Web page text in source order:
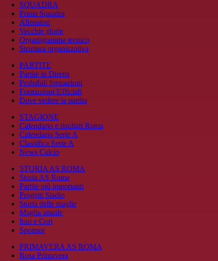
SQUADRA
Prima Squadra
Allenatori
Vecchie glorie
Organigramma tecnico
Struttura organizzativa
PARTITE
Partite in Diretta
Probabili formazioni
Formazioni Ufficiali
Dove vedere la partita
STAGIONE
Calendario e risultati Roma
Calendario Serie A
Classifica Serie A
News Calcio
STORIA AS ROMA
Storia AS Roma
Partite più importanti
Progetti Stadio
Storia delle maglie
Maglia attuale
Inni e Cori
Sponsor
PRIMAVERA AS ROMA
Rosa Primavera